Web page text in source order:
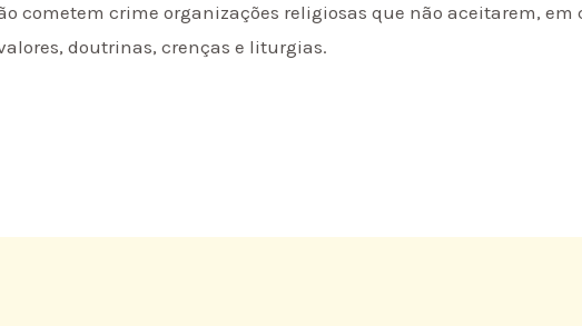
cometem crime organizações religiosas que não aceitarem, em
doutrinas, crenças e liturgias.